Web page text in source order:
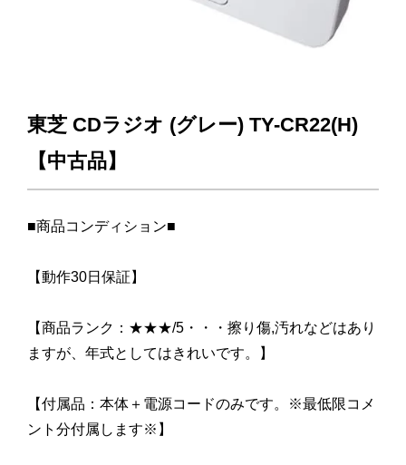
東芝 CDラジオ (グレー) TY-CR22(H)
【中古品】
■商品コンディション■
【動作30日保証】
【商品ランク：★★★/5・・・擦り傷,汚れなどはあり
ますが、年式としてはきれいです。】
【付属品：本体＋電源コードのみです。※最低限コメ
ント分付属します※】